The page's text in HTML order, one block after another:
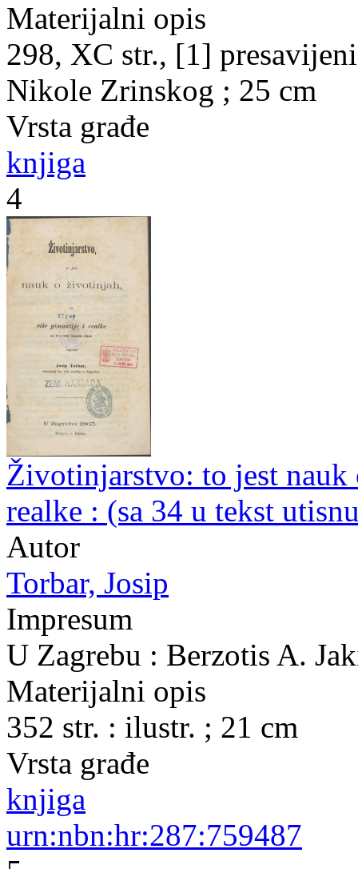
Materijalni opis
298, XC str., [1]
Nikole Zrinskog ; 25 cm
Vrsta građe
knjiga
4
Životinjarstvo: to jest
realke : (sa 34 u tekst
Autor
Torbar, Josip
Impresum
U Zagrebu : Berzotis A.
Materijalni opis
352 str. : ilustr. ; 21 cm
Vrsta građe
knjiga
urn:nbn:hr:287:759487